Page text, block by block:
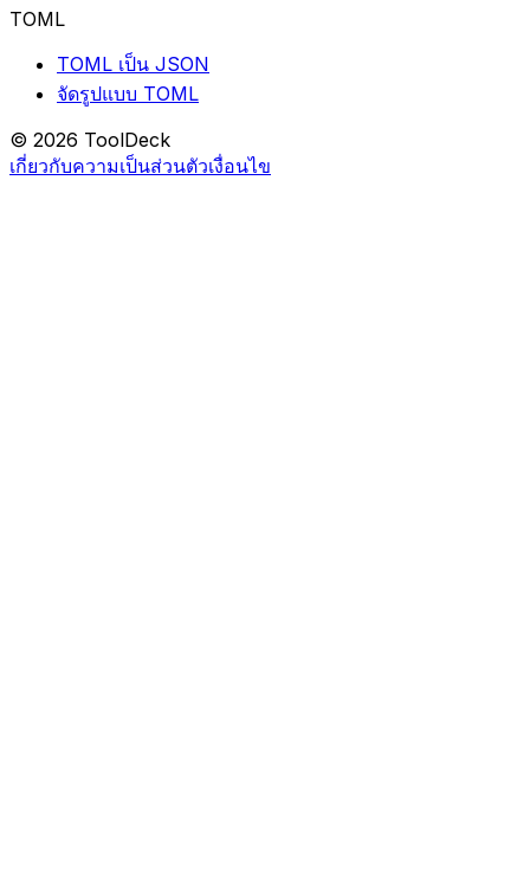
TOML
TOML เป็น JSON
จัดรูปแบบ TOML
© 2026 ToolDeck
เกี่ยวกับความเป็นส่วนตัวเงื่อนไข